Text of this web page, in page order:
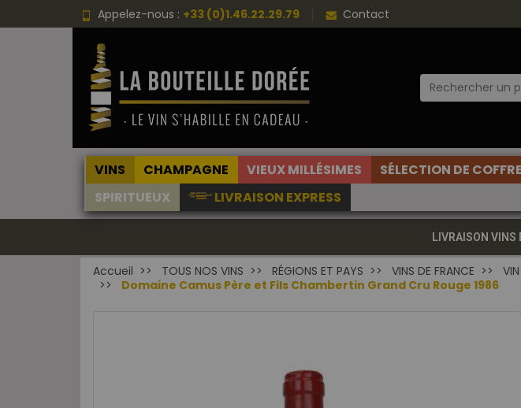
Appelez-nous : +33 (0)1.46.22.29.79 Contact
VINS CHAMPAGNE VIEUX MILLÉSIMES SÉLECTION DE
SPIRITUEUX
LIVRAISON EXPRESS
LIVRAISON VINS
Accueil TOUS NOS VINS RÉGIONS ET PAYS VINS DE FRANCE
Domaine Camus Père et Fils Chambertin Grand Cru Rouge 1986